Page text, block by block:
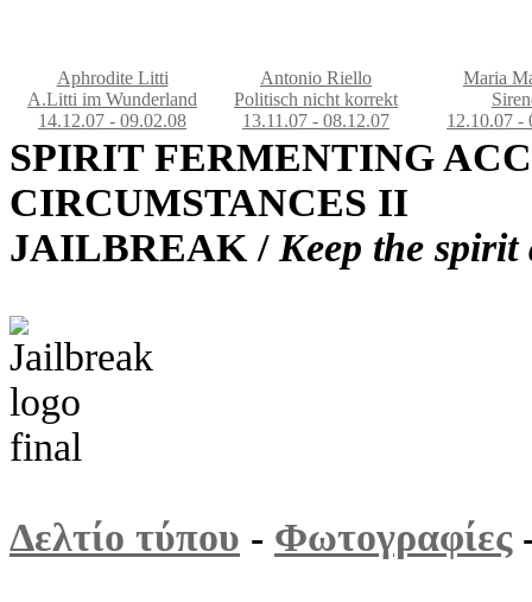
Aphrodite Litti
A.Litti im Wunderland
14.12.07 - 09.02.08
Antonio Riello
Politisch nicht korrekt
13.11.07 - 08.12.07
Maria
12.10.07 -
SPIRIT FERMENTING
CIRCUMSTANCES ΙΙ
JAILBREAK / Keep the spirit
Δελτίο τύπου - Φωτογραφίες